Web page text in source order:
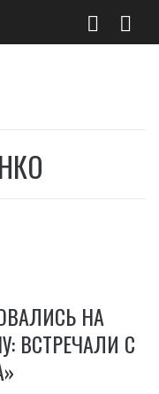
НА
ВСТРЕЧАЛИ С